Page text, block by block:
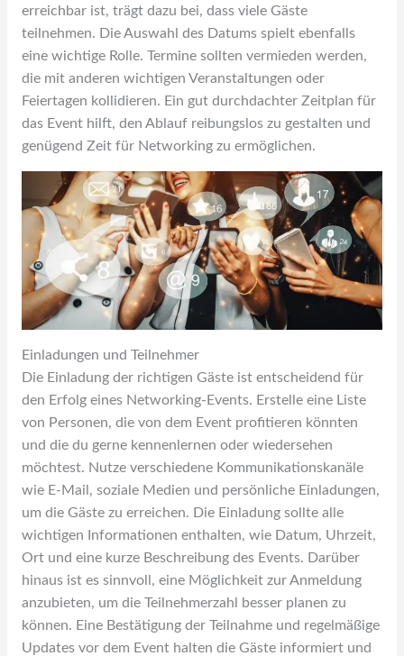
erreichbar ist, trägt dazu bei, dass viele Gäste
teilnehmen. Die Auswahl des Datums spielt ebenfalls
eine wichtige Rolle. Termine sollten vermieden werden,
die mit anderen wichtigen Veranstaltungen oder
Feiertagen kollidieren. Ein gut durchdachter Zeitplan für
das Event hilft, den Ablauf reibungslos zu gestalten und
genügend Zeit für Networking zu ermöglichen.
Einladungen und Teilnehmer
Die Einladung der richtigen Gäste ist entscheidend für
den Erfolg eines Networking-Events. Erstelle eine Liste
von Personen, die von dem Event profitieren könnten
und die du gerne kennenlernen oder wiedersehen
möchtest. Nutze verschiedene Kommunikationskanäle
wie E-Mail, soziale Medien und persönliche Einladungen,
um die Gäste zu erreichen. Die Einladung sollte alle
wichtigen Informationen enthalten, wie Datum, Uhrzeit,
Ort und eine kurze Beschreibung des Events. Darüber
hinaus ist es sinnvoll, eine Möglichkeit zur Anmeldung
anzubieten, um die Teilnehmerzahl besser planen zu
können. Eine Bestätigung der Teilnahme und regelmäßige
Updates vor dem Event halten die Gäste informiert und